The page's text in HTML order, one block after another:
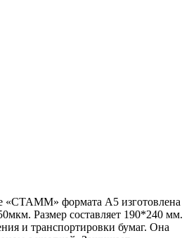
«СТАММ» формата А5 изготовлена
Размер составляет 190*240 мм.
и транспортировки бумаг. Она